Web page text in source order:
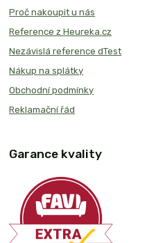
Proč nakoupit u nás
Reference z Heureka.cz
Nezávislá reference dTest
Nákup na splátky
Obchodní podmínky
Reklamační řád
Garance kvality